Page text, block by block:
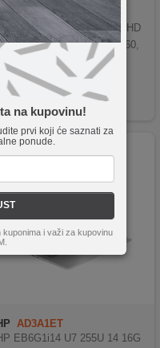
na kupovinu!
prvi koji će saznati za
ponude.
kuponima i važi za kupovinu
Asus
90NR0KW7-M008L0
ROG Strix G16 16" FHD
Ryzen 9 8940HX 5060,
32GB DDR5 (2x16GB), 1TB
KM
AD3A1ET
EB6G1i14 U7 255U 14 16G